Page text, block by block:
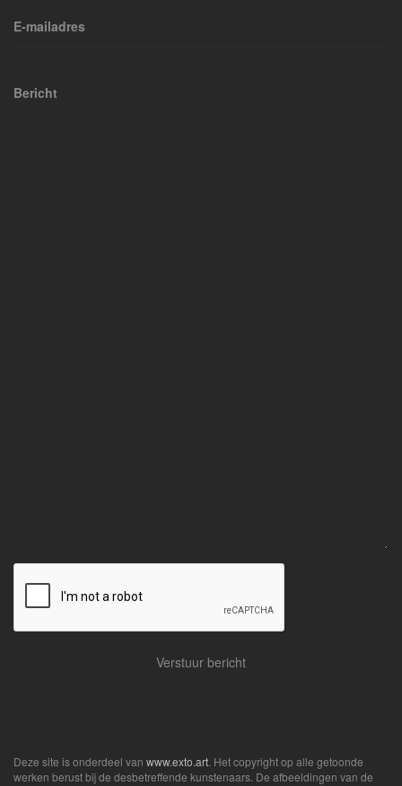
E-mailadres
Bericht
Deze site is onderdeel van www.exto.art . Het copyright op alle getoonde
werken berust bij de desbetreffende kunstenaars. De afbeeldingen van de